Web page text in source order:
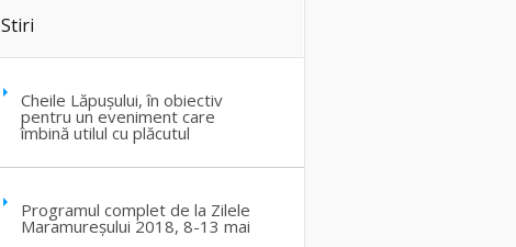
Stiri
Cheile Lăpușului, în obiectiv
pentru un eveniment care
îmbină utilul cu plăcutul
Programul complet de la Zilele
Maramureșului 2018, 8-13 mai